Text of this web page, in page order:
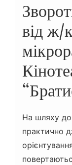
від ж/
На шляху
практично